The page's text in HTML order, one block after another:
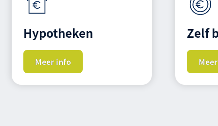
Hypotheken
Meer info
Zelf